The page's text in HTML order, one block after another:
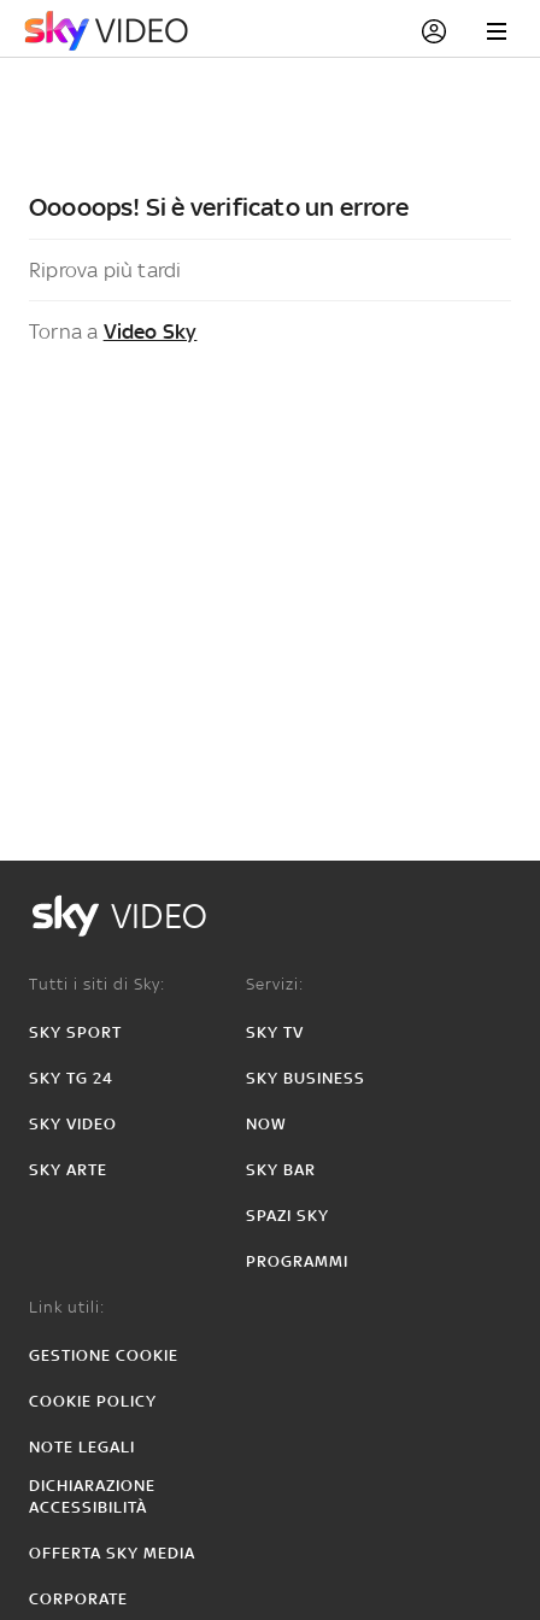
Ooooops! Si è verificato un errore
Riprova più tardi
Torna a Video Sky
VIDEO
Tutti i siti di Sky:
SKY SPORT
SKY TG 24
SKY VIDEO
SKY ARTE
Servizi:
SKY TV
SKY BUSINESS
NOW
SKY BAR
SPAZI SKY
PROGRAMMI
Link utili:
GESTIONE COOKIE
COOKIE POLICY
NOTE LEGALI
DICHIARAZIONE
ACCESSIBILITÀ
OFFERTA SKY MEDIA
CORPORATE